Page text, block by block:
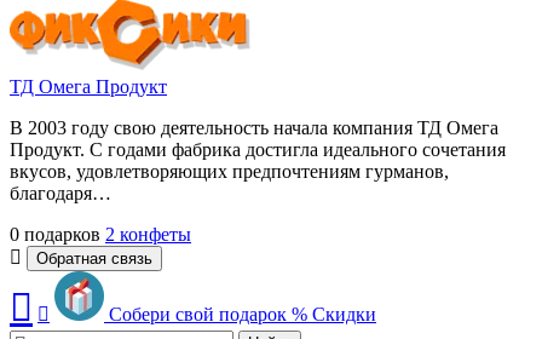
ТД Омега Продукт
В 2003 году свою деятельность начала компания ТД Омега
Продукт. С годами фабрика достигла идеального сочетания
вкусов, удовлетворяющих предпочтениям гурманов,
благодаря…
0 подарков 2 конфеты
Обратная связь
Собери свой подарок % Скидки